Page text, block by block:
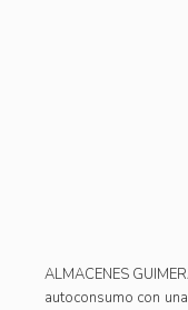
ALMACENES
autoconsumo con